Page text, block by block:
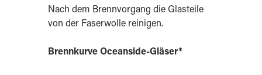
Nach dem Brennvorgang die Glasteile
von der Faserwolle reinigen.
Brennkurve Oceanside-Gläser*